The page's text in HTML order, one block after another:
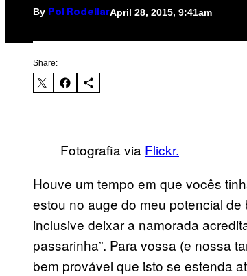
By Pol RodellarApril 28, 2015, 9:41am
Share:
Fotografia via Flickr.
Houve um tempo em que vocês
estou no auge do meu potencial
inclusive deixar a namorada
passarinha”. Para vossa (e nossa
bem provável que isto se estenda